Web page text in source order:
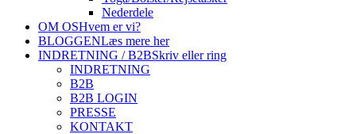
Nederdele
OM OSHvem er vi?
BLOGGENLæs mere her
INDRETNING / B2BSkriv eller ring
INDRETNING
B2B
B2B LOGIN
PRESSE
KONTAKT